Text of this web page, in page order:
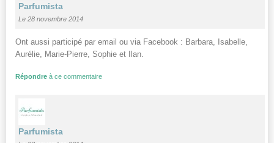
Parfumista
Le 28 novembre 2014
Ont aussi participé par email ou via Facebook : Barbara, Isabelle,
Aurélie, Marie-Pierre, Sophie et Ilan.
Répondre à ce commentaire
Parfumista